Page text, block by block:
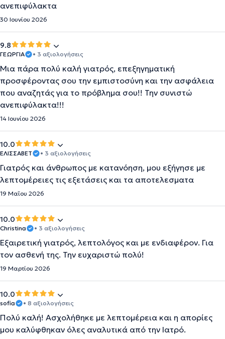
ανεπιφύλακτα
30 Ιουνίου 2026
9.8
ΓΕΩΡΓΙΑ • 3 αξιολογήσεις
Μια πάρα πολύ καλή γιατρός, επεξηγηματική
προσφέροντας σου την εμπιστοσύνη και την ασφάλεια
που αναζητάς για το πρόβλημα σου!! Την συνιστώ
ανεπιφύλακτα!!!
14 Ιουνίου 2026
10.0
ΕΛΙΣΣΑΒΕΤ • 3 αξιολογήσεις
Γιατρός και άνθρωπος με κατανόηση, μου εξήγησε με
λεπτομέρειες τις εξετάσεις και τα αποτελεσματα
19 Μαΐου 2026
10.0
Christina • 3 αξιολογήσεις
Εξαιρετική γιατρός, λεπτολόγος και με ενδιαφέρον. Για
τον ασθενή της. Την ευχαριστώ πολύ!
19 Μαρτίου 2026
10.0
sofia • 8 αξιολογήσεις
Πολύ καλή! Ασχολήθηκε με λεπτομέρεια και η απορίες
μου καλύφθηκαν όλες αναλυτικά από την Ιατρό.